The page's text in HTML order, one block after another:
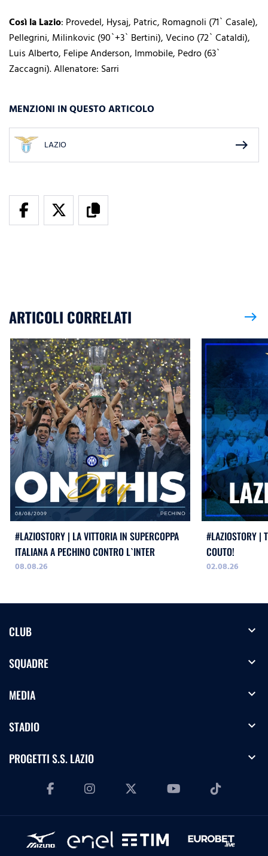
Così la Lazio: Provedel, Hysaj, Patric, Romagnoli (71` Casale),
Pellegrini, Milinkovic (90`+3` Bertini), Vecino (72` Cataldi),
Luis Alberto, Felipe Anderson, Immobile, Pedro (63`
Zaccagni). Allenatore: Sarri
MENZIONI IN QUESTO ARTICOLO
LAZIO east
ARTICOLI CORRELATI east
#LAZIOSTORY | LA VITTORIA IN SUPERCOPPA
ITALIANA A PECHINO CONTRO L`INTER
08.08.26
#LAZIOSTORY |
COUTO!
02.08.26
CLUB expand_more
SQUADRE expand_more
MEDIA expand_more
STADIO expand_more
PROGETTI S.S. LAZIO expand_more